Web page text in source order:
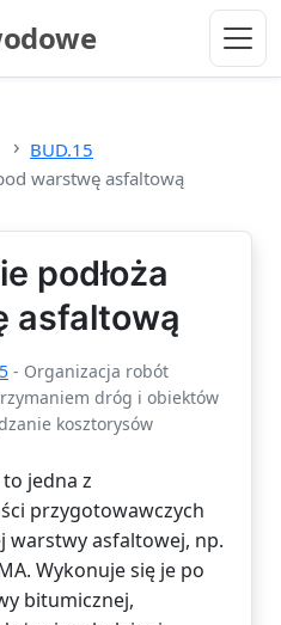
BUD.15
warstwę asfaltową
podłoża
asfaltową
- Organizacja robót
dróg i obiektów
kosztorysów
to jedna z
przygotowawczych
warstwy asfaltowej, np.
Wykonuje się je po
bitumicznej,